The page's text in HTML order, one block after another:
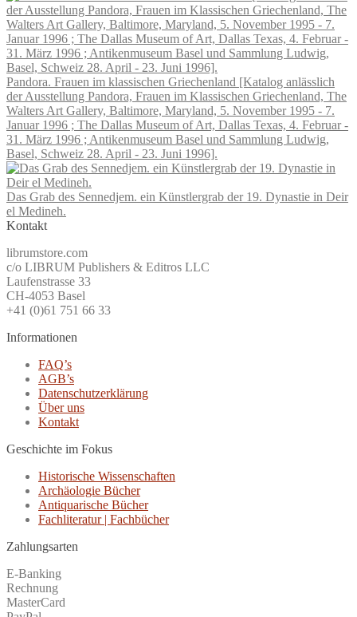
Pandora. Frauen im klassischen Griechenland [Katalog anlässlich
der Ausstellung Pandora, Frauen im Klassischen Griechenland, The
Walters Art Gallery, Baltimore, Maryland, 5. November 1995 - 7.
Januar 1996 ; The Dallas Museum of Art, Dallas Texas, 4. Februar -
31. März 1996 ; Antikenmuseum Basel und Sammlung Ludwig,
Basel, Schweiz 28. April - 23. Juni 1996].
Das Grab des Sennedjem. ein Künstlergrab der 19. Dynastie in Deir
el Medineh.
Kontakt
librumstore.com
c/o LIBRUM Publishers & Editros LLC
Laufenstrasse 33
CH-4053 Basel
+41 (0)61 751 66 33
Informationen
FAQ’s
AGB’s
Datenschutzerklärung
Über uns
Kontakt
Geschichte im Fokus
Historische Wissenschaften
Archäologie Bücher
Antiquarische Bücher
Fachliteratur | Fachbücher
Zahlungsarten
E-Banking
Rechnung
MasterCard